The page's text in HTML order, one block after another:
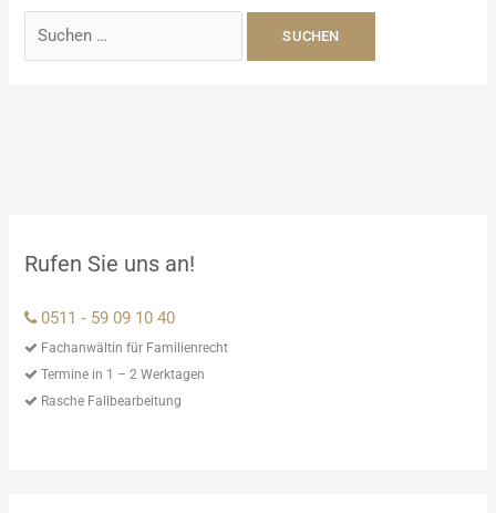
nach:
Rufen Sie uns an!
0511 ‑ 59 09 10 40
Fachanwältin für Familienrecht
Termine in 1 – 2 Werktagen
Rasche Fallbearbeitung